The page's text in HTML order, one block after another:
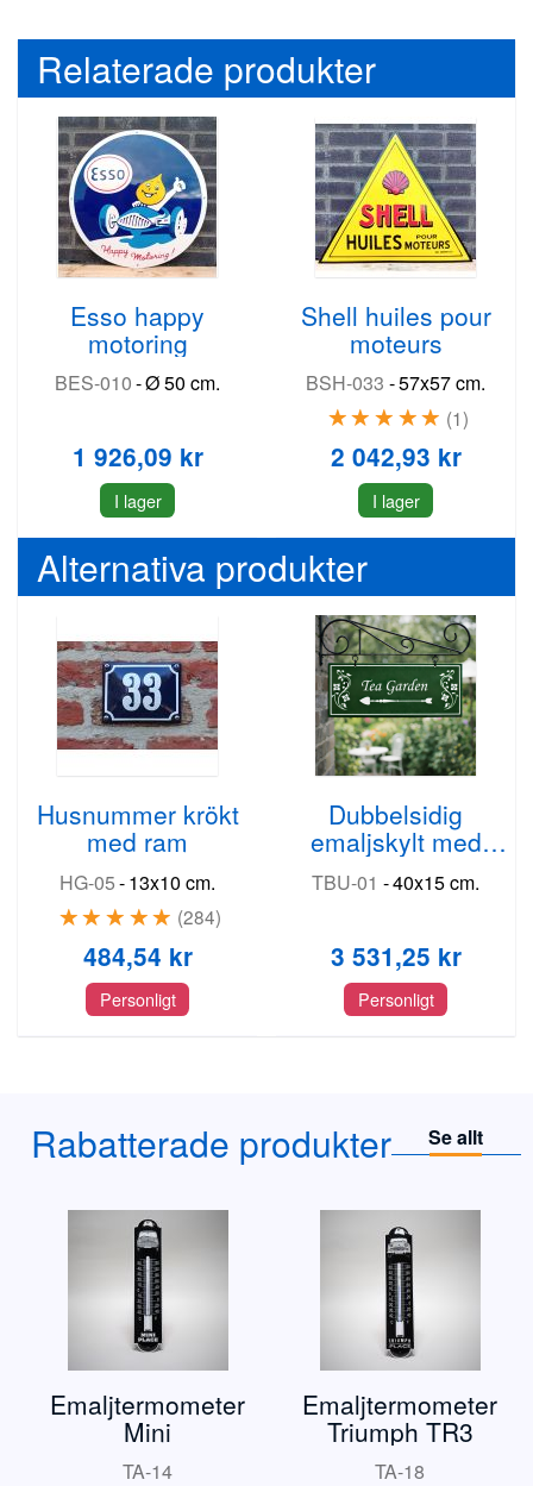
Relaterade produkter
Esso happy
motoring
BES-010-Ø 50 cm.
1 926,09 kr
I lager
Shell huiles pour
moteurs
BSH-033 -57x57 cm.
1
2 042,93 kr
I lager
Alternativa produkter
Husnummer krökt
med ram
HG-05-13x10 cm.
284
484,54 kr
Personligt
Dubbelsidig
emaljskylt med
väggram
TBU-01 -40x15 cm.
3 531,25 kr
Personligt
Rabatterade produkter Se allt
Emaljtermometer
Mini
TA-14
Emaljtermometer
Triumph TR3
TA-18